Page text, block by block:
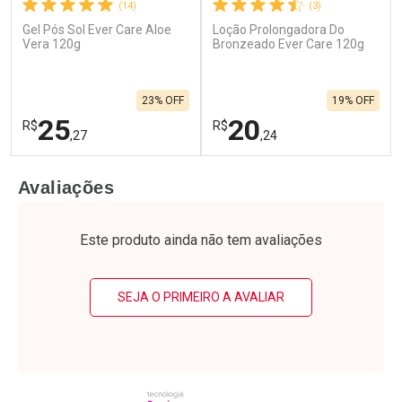
(14)
Gel Pós Sol Ever Care Aloe
Vera 120g
R$25,27
23% OFF
Laboratório
Por Menos
(3)
Loção Prolongadora Do
Bronzeado Ever Care 120g
R$20,24
19% OFF
Laboratório
Por Menos
Avaliações
Este produto ainda não tem avaliações
SEJA O PRIMEIRO A AVALIAR